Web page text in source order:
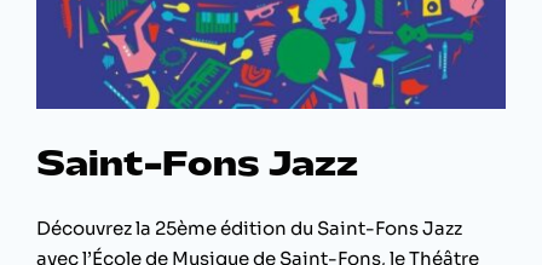
Saint-Fons Jazz
Découvrez la 25ème édition du Saint-Fons Jazz
avec l’École de Musique de Saint-Fons, le Théâtre